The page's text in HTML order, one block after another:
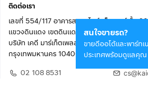
ติดต่อเรา
เลขที่ 554/117 อาคารสกายไนน์ เซ็นเตอร์ ชั้น
แขวงดินแดง เขตดินแดง
บริษัท เคดี มาร์เก็ตเพลส จำกัด (สำนักงานใหญ่)
กรุงเทพมหานคร 10400
02 108 8531
สนใจขายรถ?
ขายดีออโต้และพาร์ท
ประเทศพร้อมดูแลคุณ